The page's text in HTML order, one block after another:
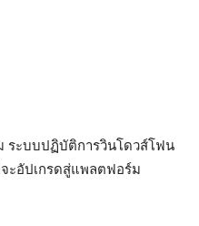
ระบบปฏิบัติการวินโดวส์โฟน
ะอัปเกรดสู่แพลตฟอร์ม